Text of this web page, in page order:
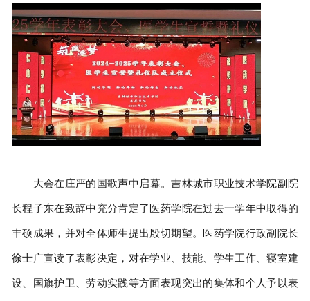
大会在庄严的国歌声中启幕。吉林城市职业技术学院副院
长程子东在致辞中充分肯定了医药学院在过去一学年中取得的
丰硕成果，并对全体师生提出殷切期望。医药学院行政副院长
徐士广宣读了表彰决定，对在学业、技能、学生工作、寝室建
设、国旗护卫、劳动实践等方面表现突出的集体和个人予以表